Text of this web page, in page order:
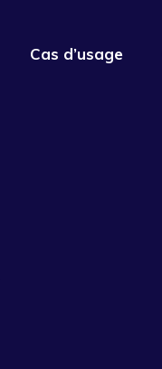
Cas d’usage